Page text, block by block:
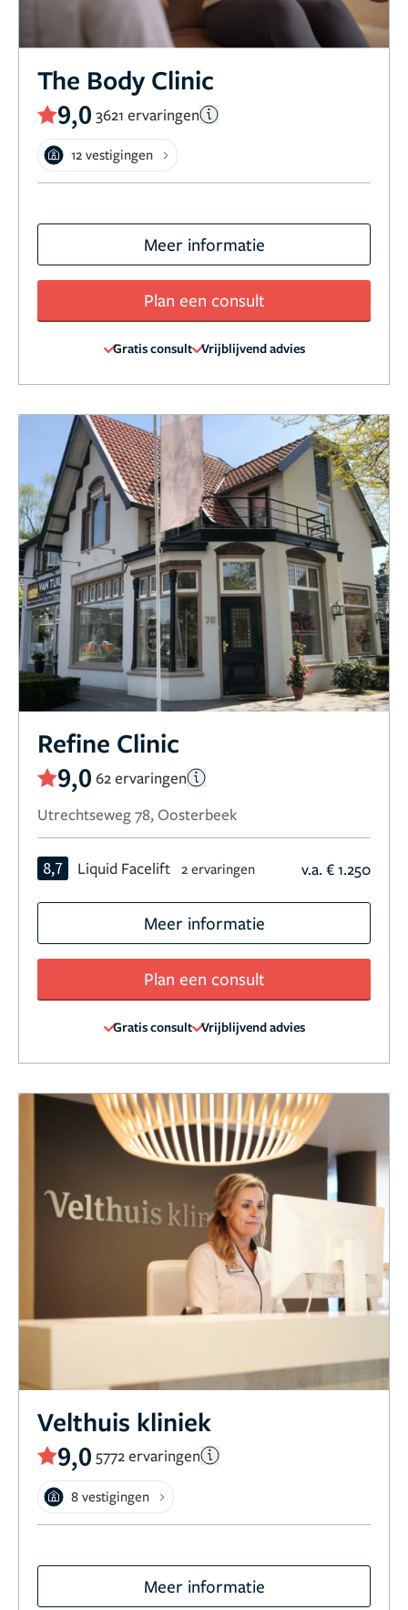
The Body Clinic
9,0 3621 ervaringen
12 vestigingen
Meer informatie
Plan een consult
Gratis consult Vrijblijvend advies
Refine Clinic
9,0 62 ervaringen
Utrechtseweg 78, Oosterbeek
8,7 Liquid Facelift 2 ervaringen v.a. € 1.250
Meer informatie
Plan een consult
Gratis consult Vrijblijvend advies
Velthuis kliniek
9,0 5772 ervaringen
8 vestigingen
Meer informatie